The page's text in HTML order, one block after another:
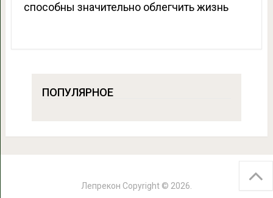
способны значительно облегчить жизнь
ПОПУЛЯРНОЕ
Лепрекон Copyright © 2026.